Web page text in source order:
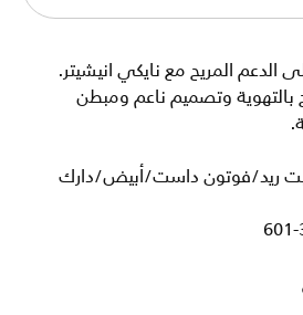
الدعم المريح مع نايكي انيشيتر.
وتصميم ناعم ومبطن
ريد/فوتون داست/أبيض/دارك